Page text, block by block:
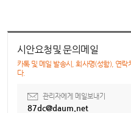
시안요청및 문의메일
카톡 및 메일 발송시, 회사명(성함), 연락
다.
관리자에게 메일보내기
87dc@daum.net